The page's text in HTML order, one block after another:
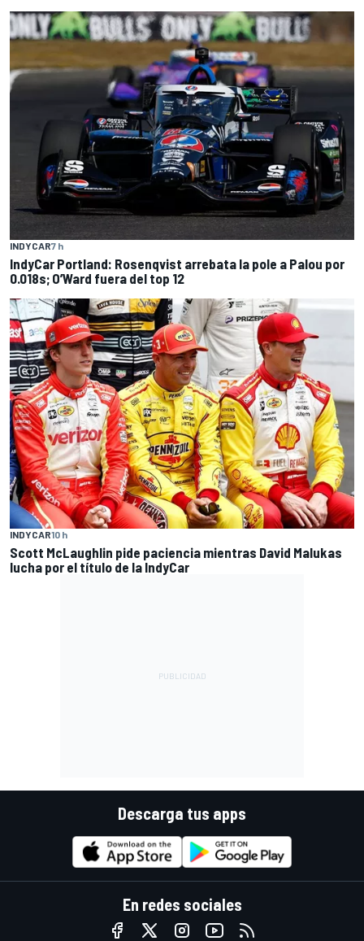
INDYCAR7 h
IndyCar Portland: Rosenqvist arrebata la pole a Palou por
0.018s; O’Ward fuera del top 12
INDYCAR10 h
Scott McLaughlin pide paciencia mientras David Malukas
lucha por el título de la IndyCar
Descarga tus apps
En redes sociales